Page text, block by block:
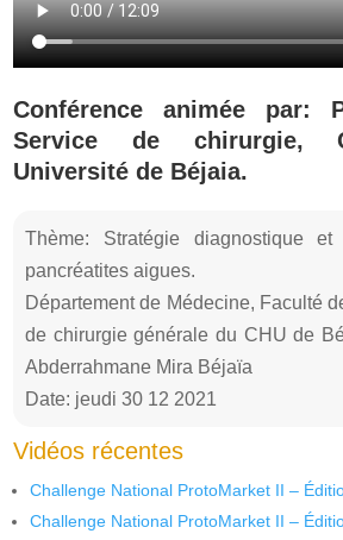
Conférence animée par:
Service de chirurgie,
Université de Béjaia.
Thème: Stratégie diagnostique et
pancréatites aigues.
Département de Médecine, Faculté
de chirurgie générale du CHU de
Abderrahmane Mira Béjaïa
Date: jeudi 30 12 2021
Vidéos récentes
Challenge National ProtoMarket II –
Challenge National ProtoMarket II –